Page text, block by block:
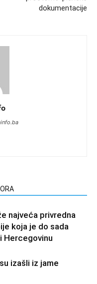
dokumentacije
najveća privredna
koja je do sada
Hercegovinu
izašli iz jame